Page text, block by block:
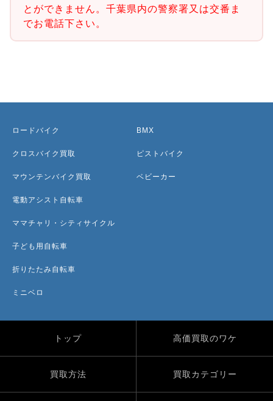
とができません。千葉県内の警察署又は交番ま
でお電話下さい。
ロードバイク
クロスバイク買取
マウンテンバイク買取
電動アシスト自転車
ママチャリ・シティサイクル
子ども用自転車
折りたたみ自転車
ミニベロ
BMX
ピストバイク
ベビーカー
トップ 高価買取のワケ
買取方法 買取カテゴリー